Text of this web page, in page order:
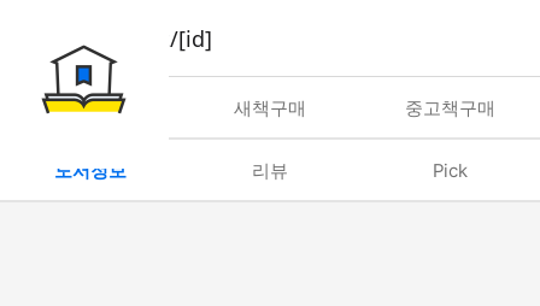
book/rent/[id]
대여 새책구매 중고책구매
도서정보 리뷰 Pick